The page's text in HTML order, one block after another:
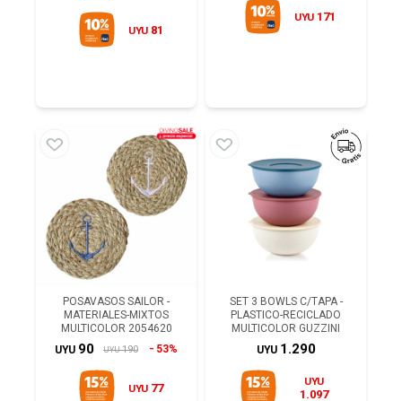
UYU 81
UYU 171
POSAVASOS SAILOR -
MATERIALES-MIXTOS
MULTICOLOR 2054620
UYU 90 UYU 190 53%
UYU 77
SET 3 BOWLS C/TAPA -
PLASTICO-RECICLADO
MULTICOLOR GUZZINI
UYU 1.290
UYU
1.097